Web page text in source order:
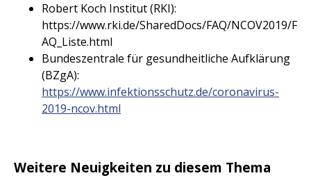
Robert Koch Institut (RKI):
https://www.rki.de/SharedDocs/FAQ/NCOV2019/F
AQ_Liste.html
Bundeszentrale für gesundheitliche Aufklärung
(BZgA):
https://www.infektionsschutz.de/coronavirus-
2019-ncov.html
Weitere Neuigkeiten zu diesem Thema